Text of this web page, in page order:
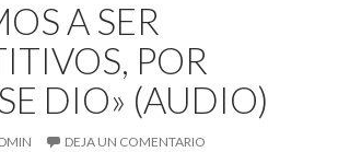
A SER
POR
DIO» (AUDIO)
DEJA UN COMENTARIO